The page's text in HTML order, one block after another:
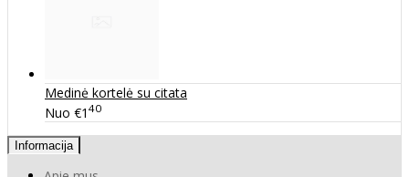
Medinė kortelė su citata
Nuo €1 40
Informacija